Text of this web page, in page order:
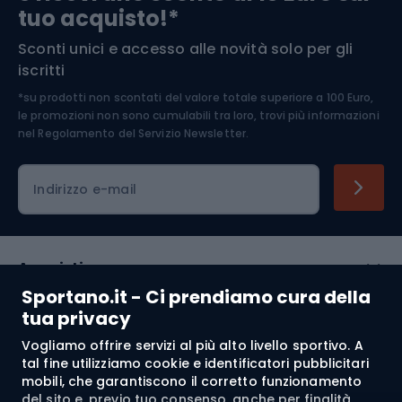
Sportano.it - Ci prendiamo cura della
tua privacy
Vogliamo offrire servizi al più alto livello sportivo. A
tal fine utilizziamo cookie e identificatori pubblicitari
mobili, che garantiscono il corretto funzionamento
Medicina dello sport
Abbigliamento ciclistico
tuo acquisto!*
Sconti unici e accesso alle novità solo per gli
iscritti
*su prodotti non scontati del valore totale superiore a 100 Euro,
le promozioni non sono cumulabili tra loro, trovi più informazioni
nel Regolamento del Servizio Newsletter.
Indirizzo e-mail
Acquisti
Servizio clienti
Regolamento